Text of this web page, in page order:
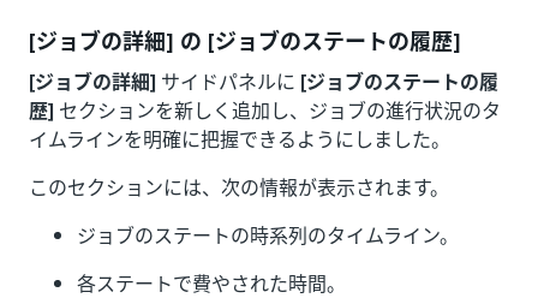
[ジョブの詳細] の [ジョブのステートの履歴]
[ジョブの詳細] サイドパネルに [ジョブのステートの履
歴] セクションを新しく追加し、ジョブの進行状況のタ
イムラインを明確に把握できるようにしました。
このセクションには、次の情報が表示されます。
ジョブのステートの時系列のタイムライン。
各ステートで費やされた時間。